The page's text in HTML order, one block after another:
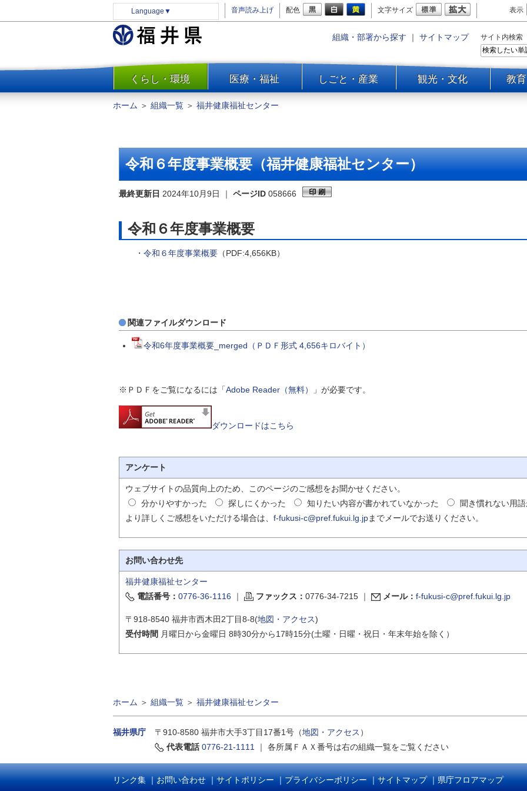
Language ▼ 音声読み上げ 配色 文字サイズ 表示
組織・部署から探す ｜ サイトマップ サイト内検索
一覧
くらし・環境 医療・福祉 しごと・産業 観光・文化 教
防災
水道・エネルギー
住まい・土地
環境問題・廃棄物対策・リサ
イクル
まちづくり
交通・道路
河川・砂防・港湾
ホーム ＞ 組織一覧 ＞ 福井健康福祉センター
令和６年度事業概要（福井健康福祉センター）
最終更新日 2024年10月9日 ｜ ページID 058666
令和６年度事業概要
・ 令和６年度事業概要 （PDF:4,656KB）
関連ファイルダウンロード
令和6年度事業概要_merged（ＰＤＦ形式 4,656キロバイト）
※ＰＤＦをご覧になるには「Adobe Reader（無料） 」が必要です。
ダウンロードはこちら
アンケート
ウェブサイトの品質向上のため、このページのご感想をお聞かせください。
分かりやすかった
探しにくかった 知りたい内容が書かれていなかった
聞き慣れない用
より詳しくご感想をいただける場合は、 f-fukusi-c@pref.fukui.lg.jpまでメールでお送りください。
お問い合わせ先
福井健康福祉センター
電話番号： 0776-36-1116 ｜ ファックス： 0776-34-7215 ｜ メール： f-fukusi-c@pref.fukui.lg.jp
〒918-8540 福井市西木田2丁目8-8(地図・アクセス)
受付時間 月曜日から金曜日 8時30分から17時15分(土曜・日曜・祝日・年末年始を除く）
ホーム ＞ 組織一覧 ＞ 福井健康福祉センター
福井県庁 〒910-8580 福井市大手3丁目17番1号（地図・アクセス ）
代表電話 0776-21-1111 ｜ 各所属ＦＡＸ番号は右の組織一覧をご覧ください
リンク集｜お問い合わせ｜サイトポリシー｜プライバシーポリシー｜サイトマップ｜県庁フロアマップ